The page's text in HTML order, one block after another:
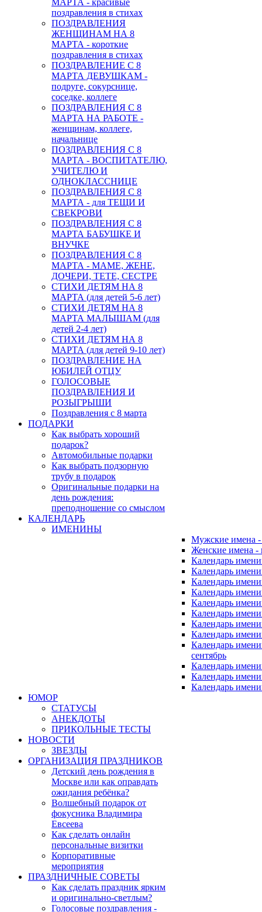
поздравления в стихах
ПОЗДРАВЛЕНИЯ
ЖЕНЩИНАМ НА 8
МАРТА - короткие
поздравления в стихах
ПОЗДРАВЛЕНИЕ С 8
МАРТА ДЕВУШКАМ -
подруге, сокурснице,
соседке, коллеге
ПОЗДРАВЛЕНИЯ С 8
МАРТА НА РАБОТЕ -
женщинам, коллеге,
начальнице
ПОЗДРАВЛЕНИЯ С 8
МАРТА - ВОСПИТАТЕЛЮ,
УЧИТЕЛЮ И
ОДНОКЛАССНИЦЕ
ПОЗДРАВЛЕНИЯ С 8
МАРТА - для ТЕЩИ И
СВЕКРОВИ
ПОЗДРАВЛЕНИЯ С 8
МАРТА БАБУШКЕ И
ВНУЧКЕ
ПОЗДРАВЛЕНИЯ С 8
МАРТА - МАМЕ, ЖЕНЕ,
ДОЧЕРИ, ТЕТЕ, СЕСТРЕ
СТИХИ ДЕТЯМ НА 8
МАРТА (для детей 5-6 лет)
СТИХИ ДЕТЯМ НА 8
МАРТА МАЛЫШАМ (для
детей 2-4 лет)
СТИХИ ДЕТЯМ НА 8
МАРТА (для детей 9-10 лет)
ПОЗДРАВЛЕНИЕ НА
ЮБИЛЕЙ ОТЦУ
ГОЛОСОВЫЕ
ПОЗДРАВЛЕНИЯ И
РОЗЫГРЫШИ
Поздравления с 8 марта
ПОДАРКИ
Как выбрать хороший
подарок?
Автомобильные подарки
Как выбрать подзорную
трубу в подарок
Оригинальные подарки на
день рождения:
преподношение со смыслом
КАЛЕНДАРЬ
ИМЕНИНЫ
Мужские имена
Женские имена
Календарь
Календарь
Календарь
Календарь
Календарь
Календарь
Календарь
Календарь
Календарь
сентябрь
Календарь
Календарь
Календарь
ЮМОР
СТАТУСЫ
АНЕКДОТЫ
ПРИКОЛЬНЫЕ ТЕСТЫ
НОВОСТИ
ЗВЕЗДЫ
ОРГАНИЗАЦИЯ ПРАЗДНИКОВ
Детский день рождения в
Москве или как оправдать
ожидания ребёнка?
Волшебный подарок от
фокусника Владимира
Евсеева
Как сделать онлайн
персональные визитки
Корпоративные
мероприятия
ПРАЗДНИЧНЫЕ СОВЕТЫ
Как сделать праздник ярким
и оригинально-светлым?
Голосовые поздравления -